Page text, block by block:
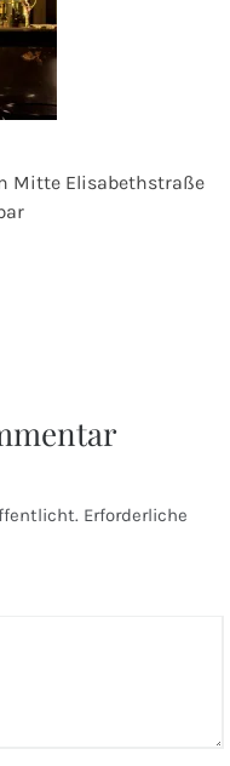
Mitte Elisabethstraße
Erforderliche